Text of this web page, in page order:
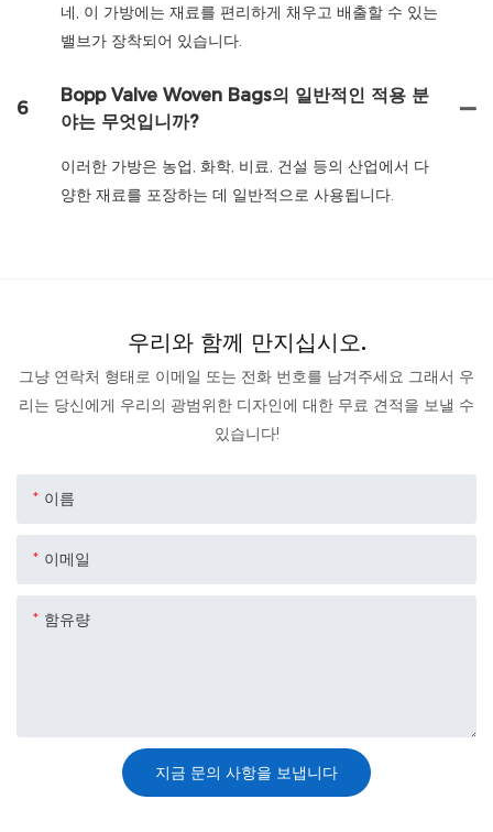
네, 이 가방에는 재료를 편리하게 채우고 배출할 수 있는
밸브가 장착되어 있습니다.
6
Bopp Valve Woven Bags의 일반적인 적용 분
야는 무엇입니까?
이러한 가방은 농업, 화학, 비료, 건설 등의 산업에서 다
양한 재료를 포장하는 데 일반적으로 사용됩니다.
우리와 함께 만지십시오.
그냥 연락처 형태로 이메일 또는 전화 번호를 남겨주세요 그래서 우
리는 당신에게 우리의 광범위한 디자인에 대한 무료 견적을 보낼 수
있습니다!
이름
이메일
함유량
지금 문의 사항을 보냅니다